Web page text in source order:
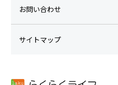
お問い合わせ
サイトマップ